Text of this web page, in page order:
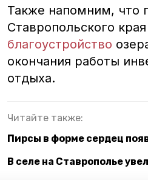
Также напомним, что
Ставропольского
благоустройство
окончания работы
отдыха.
Читайте также:
Пирсы в форме сердец
В селе на Ставрополье